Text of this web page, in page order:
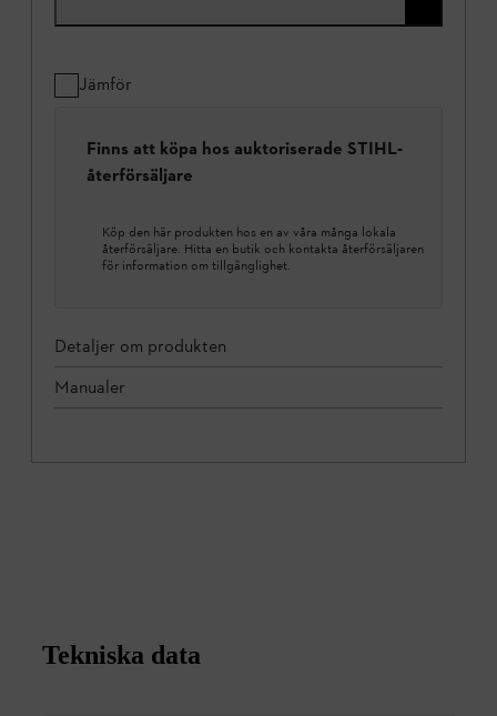
Jämför
Finns att köpa hos auktoriserade STIHL-
återförsäljare
Köp den här produkten hos en av våra många lokala
återförsäljare. Hitta en butik och kontakta återförsäljaren
för information om tillgänglighet.
Detaljer om produkten
Manualer
Tekniska data